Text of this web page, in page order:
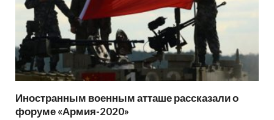
Иностранным военным атташе рассказали о
форуме «Армия-2020»